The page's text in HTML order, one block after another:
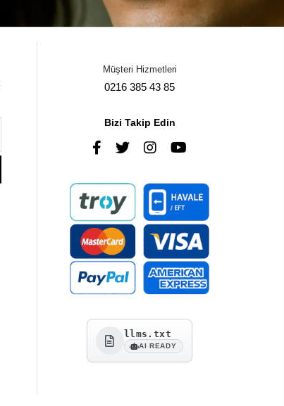
Müşteri Hizmetleri
0216 385 43 85
Bizi Takip Edin
llms.txt
AI READY